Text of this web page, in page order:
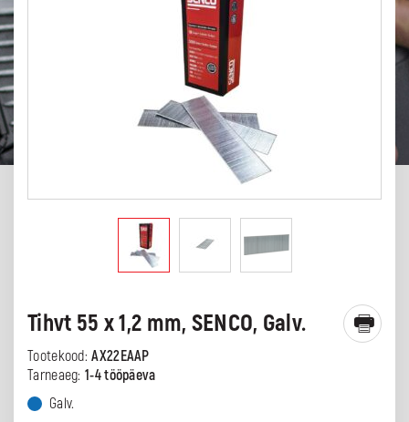
Tihvt 55 x 1,2 mm, SENCO, Galv.
Tootekood:AX22EAAP
Tarneaeg: 1-4 tööpäeva
Galv.